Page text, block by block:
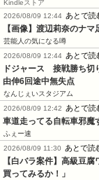
Kindleストア
2026/08/09 12:44 あとで読
【画像】渡辺莉奈のナ
芸能人の気になる噂
2026/08/09 12:44 あとで読
ドジャース　接戦勝ち切
由伸6回途中無失点
なんじぇいスタジアム
2026/08/09 12:42
あとで読
車道走ってる自転車邪魔
ふぇー速
2026/08/09 11:30
あとで読
【白バラ案件】高級豆
買ってみるか！」